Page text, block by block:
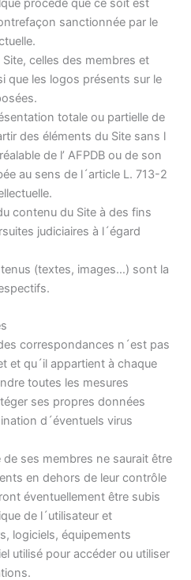
procédé que ce soit est
sanctionnée par le
Site, celles des membres et
que les logos présents sur le
totale ou partielle de
des éléments du Site sans l
de l’ AFPDB ou de son
au sens de l´article L. 713-2
contenu du Site à des fins
judiciaires à l´égard
(textes, images…) sont la
correspondances n´est pas
et qu´il appartient à chaque
toutes les mesures
ses propres données
d´éventuels virus
de ses membres ne saurait être
en dehors de leur contrôle
éventuellement être subis
de l´utilisateur et
logiciels, équipements
utilisé pour accéder ou utiliser